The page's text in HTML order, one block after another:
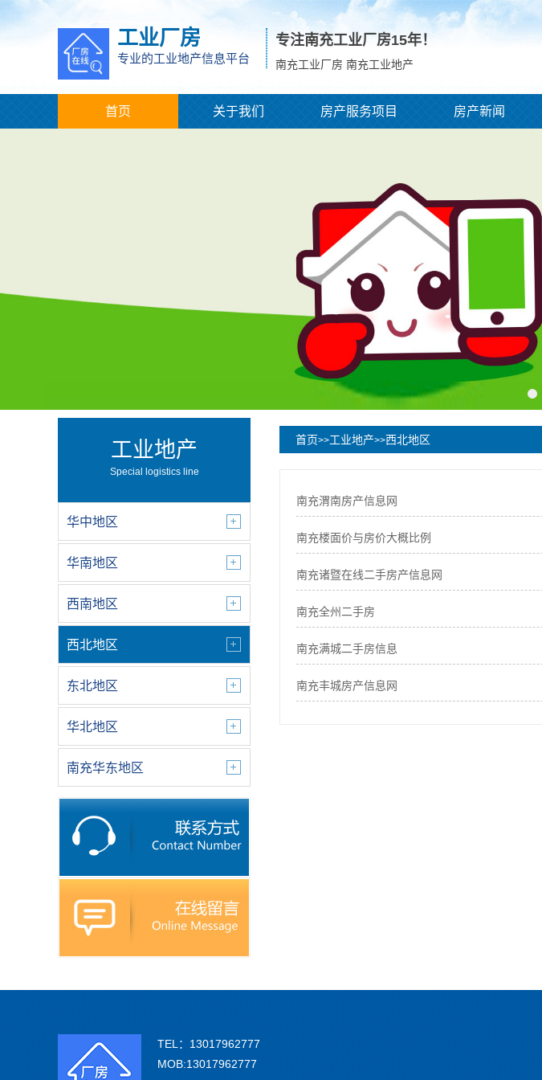
工业厂房
专业的工业地产信息平台
专注南充工业厂房15年！
南充工业厂房 南充工业地产
首页 关于我们 房产服务项目 房产新闻
工业地产
Special logistics line
华中地区
华南地区
西南地区
西北地区
东北地区
华北地区
南充华东地区
首页>>工业地产>>西北地区
南充渭南房产信息网
南充楼面价与房价大概比例
南充诸暨在线二手房产信息网
南充全州二手房
南充满城二手房信息
南充丰城房产信息网
TEL：13017962777
MOB:13017962777